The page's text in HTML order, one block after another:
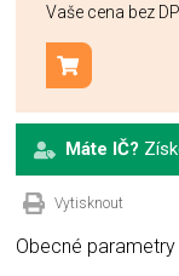
Vaše cena bez
Přidat do
Máte IČ?
Vytisknout
Obecné parametry